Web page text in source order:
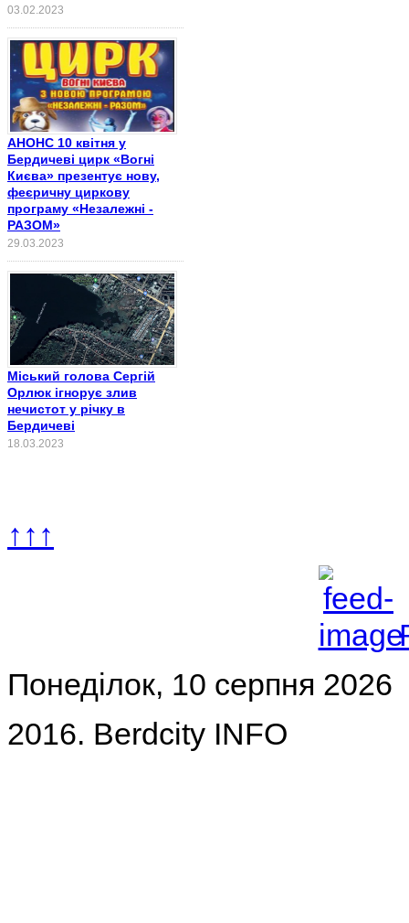
03.02.2023
АНОНС 10 квітня у
Бердичеві цирк «Вогні
Києва» презентує нову,
феєричну циркову
програму «Незалежні -
РАЗОМ»
29.03.2023
Міський голова Сергій
Орлюк ігнорує злив
нечистот у річку в
Бердичеві
18.03.2023
↑↑↑
Понеділок, 10 серпня 2026
2016. Berdcity INFO